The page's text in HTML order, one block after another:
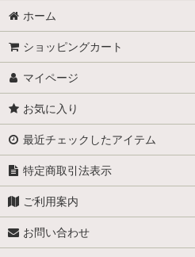
ホーム
ショッピングカート
マイページ
お気に入り
最近チェックしたアイテム
特定商取引法表示
ご利用案内
お問い合わせ